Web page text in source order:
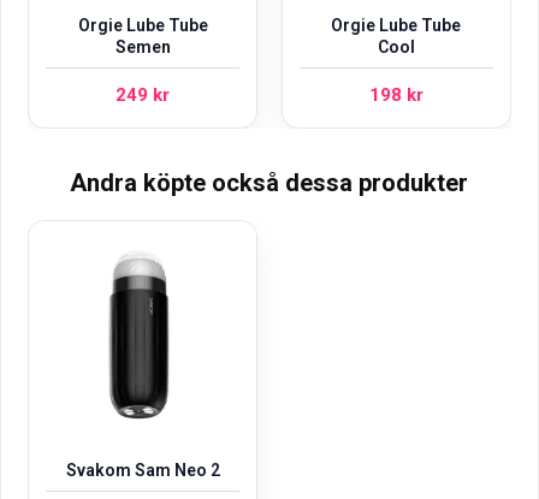
Orgie Lube Tube
Semen
249 kr
Orgie Lube Tube
Cool
198 kr
Andra köpte också dessa produkter
Svakom Sam Neo 2